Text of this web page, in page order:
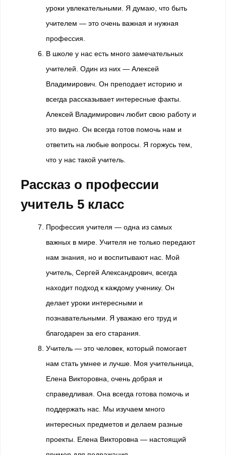
уроки увлекательными. Я думаю, что быть
учителем — это очень важная и нужная
профессия.
В школе у нас есть много замечательных
учителей. Один из них — Алексей
Владимирович. Он преподает историю и
всегда рассказывает интересные факты.
Алексей Владимирович любит свою работу и
это видно. Он всегда готов помочь нам и
ответить на любые вопросы. Я горжусь тем,
что у нас такой учитель.
Рассказ о профессии
учитель 5 класс
Профессия учителя — одна из самых
важных в мире. Учителя не только передают
нам знания, но и воспитывают нас. Мой
учитель, Сергей Александрович, всегда
находит подход к каждому ученику. Он
делает уроки интересными и
познавательными. Я уважаю его труд и
благодарен за его старания.
Учитель — это человек, который помогает
нам стать умнее и лучше. Моя учительница,
Елена Викторовна, очень добрая и
справедливая. Она всегда готова помочь и
поддержать нас. Мы изучаем много
интересных предметов и делаем разные
проекты. Елена Викторовна — настоящий